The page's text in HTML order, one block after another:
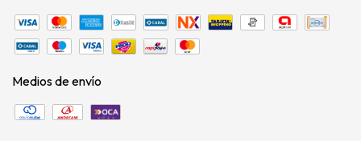
Medios de envío